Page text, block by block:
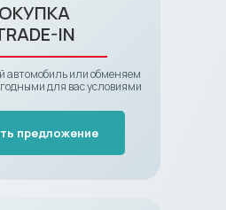
IN
автомобиль или обменяем
для вас условиями
предложение